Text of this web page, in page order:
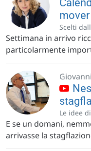
Scelti
Settimana in arrivo
particolarmente
Le idee
E se un domani,
arrivasse la